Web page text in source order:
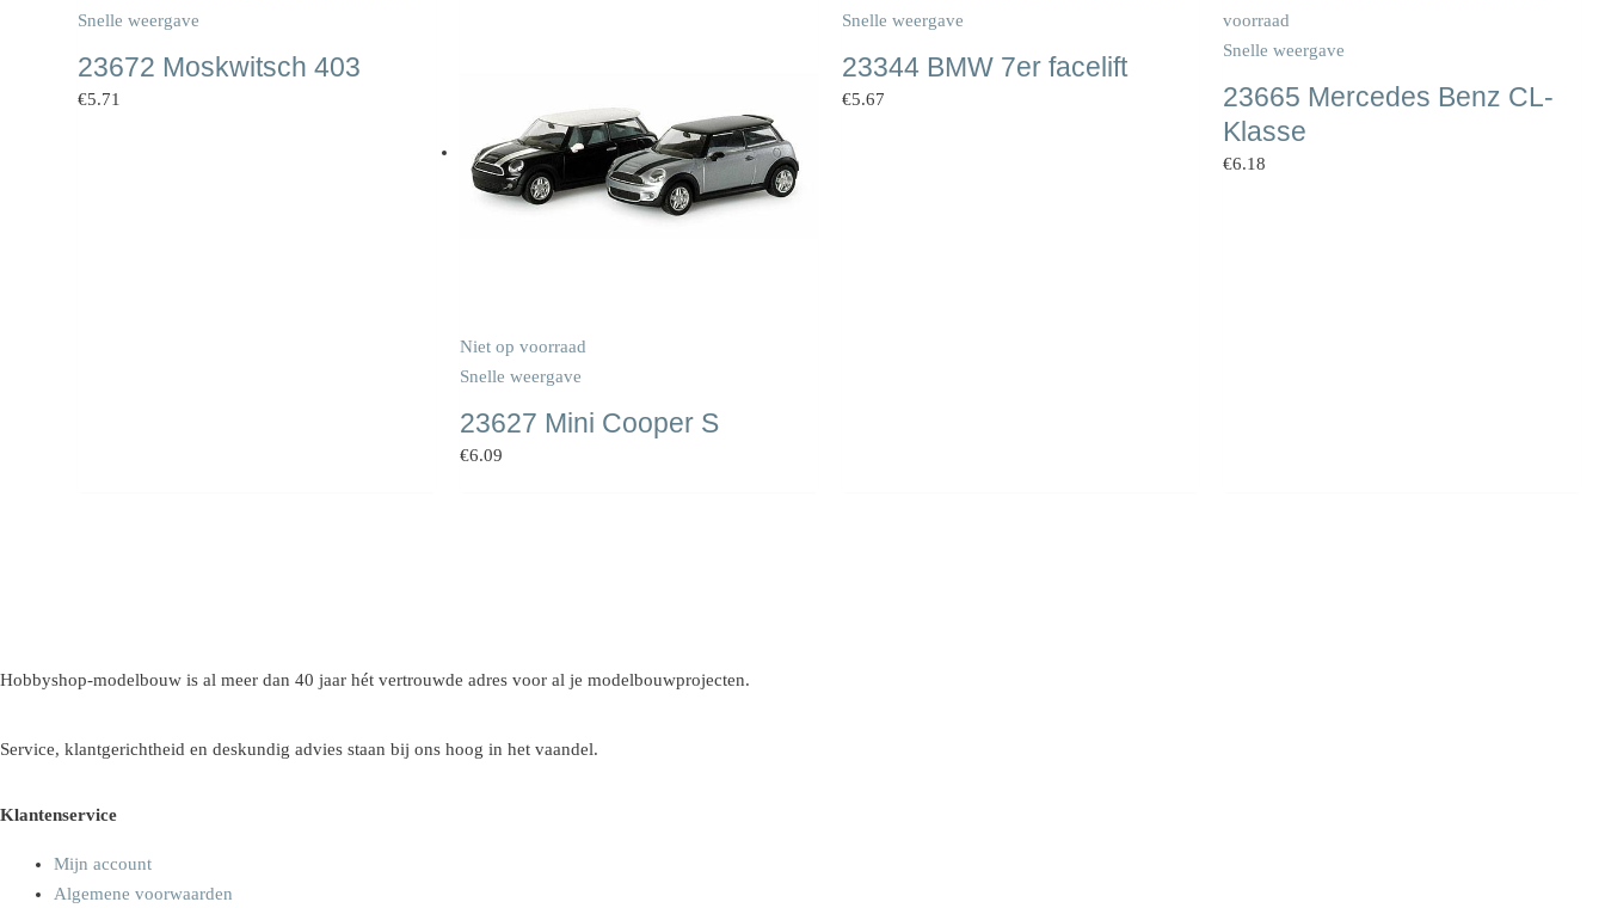
Snelle weergave
23672 Moskwitsch 403
€5.71
Niet op voorraad
Snelle weergave
23627 Mini Cooper S
€6.09
Snelle weergave
23344 BMW 7er facelift
€5.67
voorraad
Snelle weergave
23665 Mercedes Benz CL-
Klasse
€6.18
Hobbyshop-modelbouw is al meer dan 40 jaar hét vertrouwde adres voor al je modelbouwprojecten.
Service, klantgerichtheid en deskundig advies staan bij ons hoog in het vaandel.
Klantenservice
Mijn account
Algemene voorwaarden